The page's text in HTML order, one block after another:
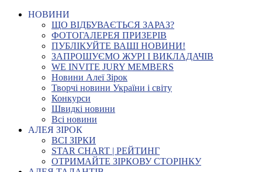
НОВИНИ
ЩО ВІДБУВАЄТЬСЯ ЗАРАЗ?
ФОТОГАЛЕРЕЯ ПРИЗЕРІВ
ПУБЛІКУЙТЕ ВАШІ НОВИНИ!
ЗАПРОШУЄМО ЖУРІ І ВИКЛАДАЧІВ
WE INVITE JURY MEMBERS
Новини Алеї Зірок
Творчі новини України і світу
Конкурси
Швидкі новини
Всі новини
АЛЕЯ ЗІРОК
ВСІ ЗІРКИ
STAR CHART | РЕЙТИНГ
ОТРИМАЙТЕ ЗІРКОВУ СТОРІНКУ